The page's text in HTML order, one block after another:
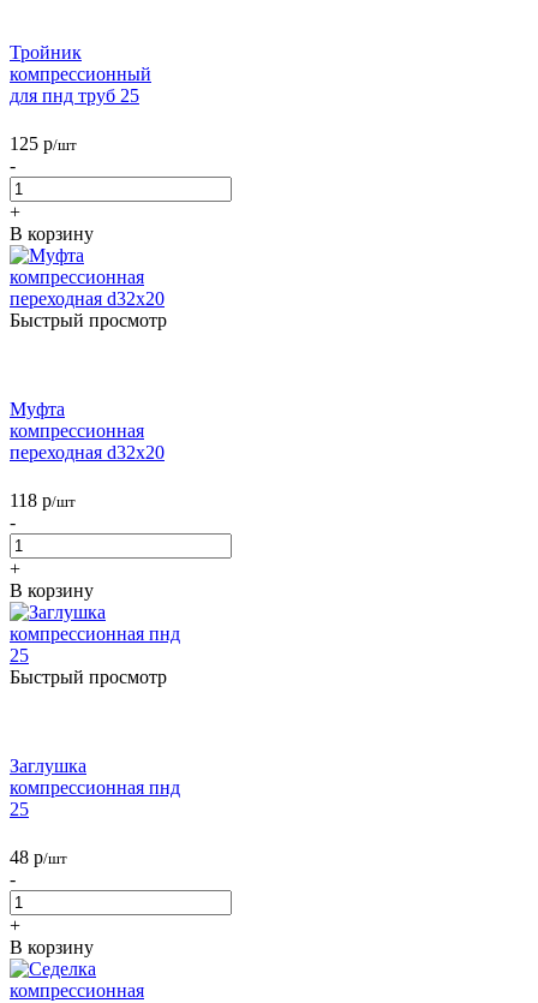
Тройник
компрессионный
для пнд труб 25
125 р/шт
-
+
В корзину
Быстрый просмотр
Муфта
компрессионная
переходная d32х20
118 р/шт
-
+
В корзину
Быстрый просмотр
Заглушка
компрессионная пнд
25
48 р/шт
-
+
В корзину